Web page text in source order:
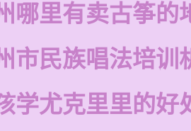
哪里有卖古筝的
市民族唱法培训
学尤克里里的好